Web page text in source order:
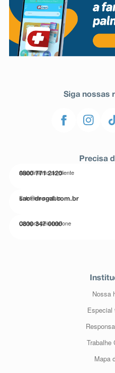
Siga nossas
Precisa
Atendimento ao cliente
0800 771 2120
Entre em contato
sac@drogal.com.br
Compre pelo telefone
0800 347 0000
Nossa
Especial
Trabalhe
Mapa